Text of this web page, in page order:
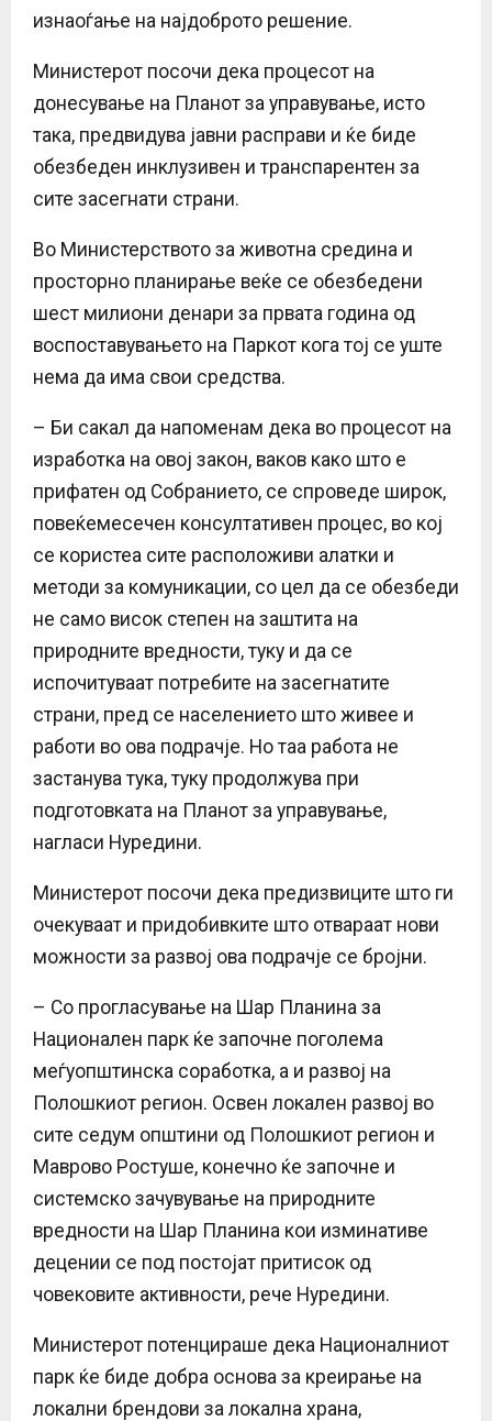
изнаоѓање на најдоброто решение.
Министерот посочи дека процесот на
донесување на Планот за управување, исто
така, предвидува јавни расправи и ќе биде
обезбеден инклузивен и транспарентен за
сите засегнати страни.
Во Министерството за животна средина и
просторно планирање веќе се обезбедени
шест милиони денари за првата година од
воспоставувањето на Паркот кога тој се уште
нема да има свои средства.
– Би сакал да напоменам дека во процесот на
изработка на овој закон, ваков како што е
прифатен од Собранието, се спроведе широк,
повеќемесечен консултативен процес, во кој
се користеа сите расположиви алатки и
методи за комуникации, со цел да се обезбеди
не само висок степен на заштита на
природните вредности, туку и да се
испочитуваат потребите на засегнатите
страни, пред се населението што живее и
работи во ова подрачје. Но таа работа не
застанува тука, туку продолжува при
подготовката на Планот за управување,
нагласи Нуредини.
Министерот посочи дека предизвиците што ги
очекуваат и придобивките што отвараат нови
можности за развој ова подрачје се бројни.
– Со прогласување на Шар Планина за
Национален парк ќе започне поголема
меѓуопштинска соработка, а и развој на
Полошкиот регион. Освен локален развој во
сите седум општини од Полошкиот регион и
Маврово Ростуше, конечно ќе започне и
системско зачувување на природните
вредности на Шар Планина кои изминативе
децении се под постојат притисок од
човековите активности, рече Нуредини.
Министерот потенцираше дека Националниот
парк ќе биде добра основа за креирање на
локални брендови за локална храна,